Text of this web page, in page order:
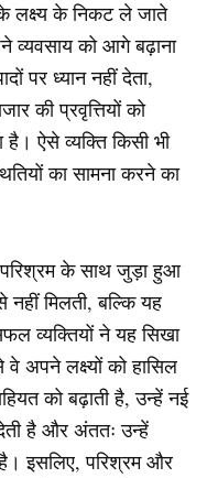
लक्ष्य के निकट ले जाते
व्यवसाय को आगे बढ़ाना
पर ध्यान नहीं देता,
की प्रवृत्तियों को
ऐसे व्यक्ति किसी भी
का सामना करने का
परिश्रम के साथ जुड़ा हुआ
मिलती, बल्कि यह
व्यक्तियों ने यह सिखा
अपने लक्ष्यों को हासिल
को बढ़ाती है, उन्हें नई
है और अंततः उन्हें
इसलिए, परिश्रम और